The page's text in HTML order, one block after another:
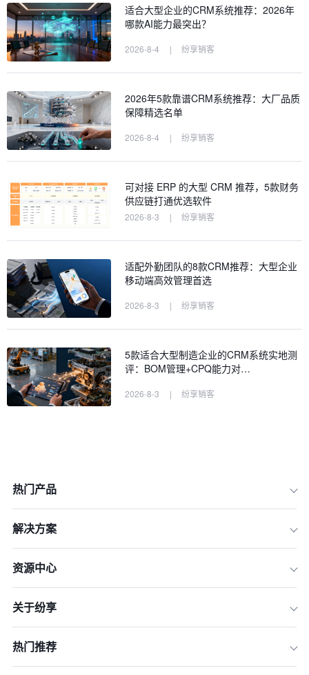
心定位与集成场景
系统集成方案 (How)
适合大型企业的CRM系统推荐：2026年
哪款AI能力最突出？
2026-8-4 | 纷享销客
2026年5款靠谱CRM系统推荐：大厂品质
保障精选名单
2026-8-4 | 纷享销客
可对接 ERP 的大型 CRM 推荐，5款财务
供应链打通优选软件
2026-8-3 | 纷享销客
适配外勤团队的8款CRM推荐：大型企业
移动端高效管理首选
2026-8-3 | 纷享销客
5款适合大型制造企业的CRM系统实地测
评：BOM管理+CPQ能力对…
2026-8-3 | 纷享销客
热门产品
解决方案
资源中心
关于纷享
热门推荐